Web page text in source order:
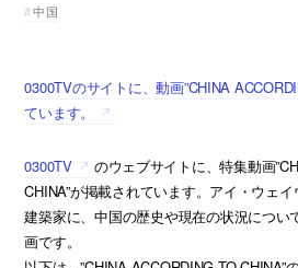
中国
0300TVのサイトに、動画”CHINA
ています。
0300TV
のウェブサイトに、特集動画
CHINA”が掲載されています。アイ・ウェ
建築家に、中国の歴史や現在の状況につい
画です。